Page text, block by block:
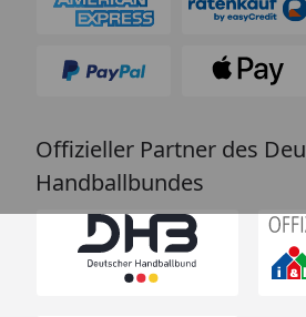
Offizieller Partner des
Handballbundes